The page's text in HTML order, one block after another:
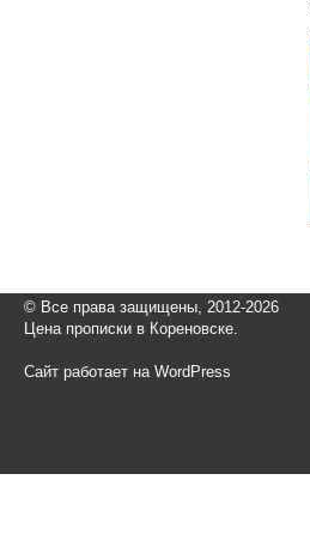
© Все права защищены, 2012-2026
Цена прописки в Кореновске.
Сайт работает на WordPress